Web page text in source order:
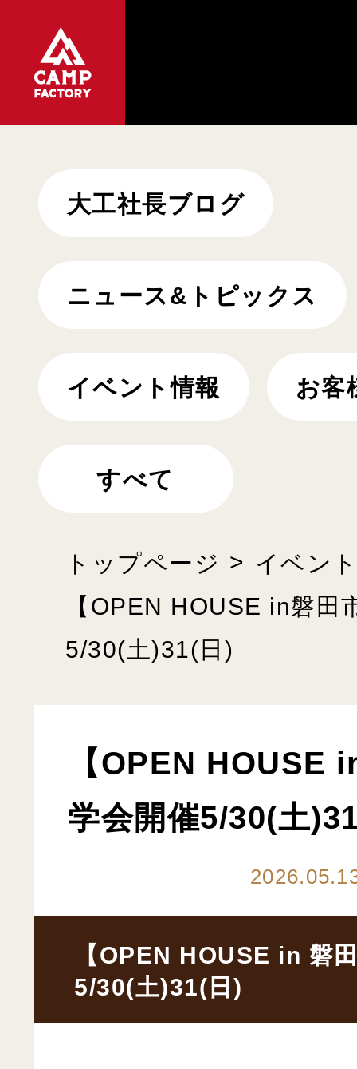
大工社長ブログ
ニュース&トピックス
イベント情報 お客
すべて
トップページ
イベン
【OPEN HOUSE in磐田
5/30(土)31(日)
【OPEN HOUSE
学会開催5/30(土
【OPEN HOUSE in 磐
5/30(土)31(日)